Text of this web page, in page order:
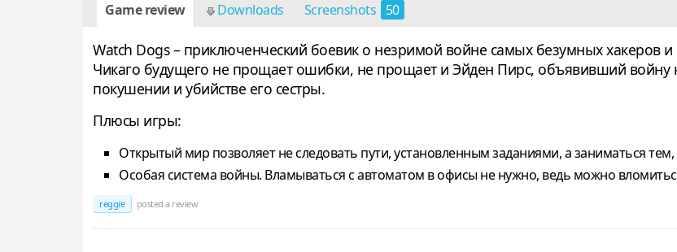
Game review Downloads Screenshots 50
Watch Dogs – приключенческий боевик о незримой войне самых безумных хакеров
Чикаго будущего не прощает ошибки, не прощает и Эйден Пирс, объявивший войну
покушении и убийстве его сестры.
Плюсы игры:
Открытый мир позволяет не следовать пути, установленным заданиями, а заниматься тем,
Особая система войны. Вламываться с автоматом в офисы не нужно, ведь можно
reggie posted a review